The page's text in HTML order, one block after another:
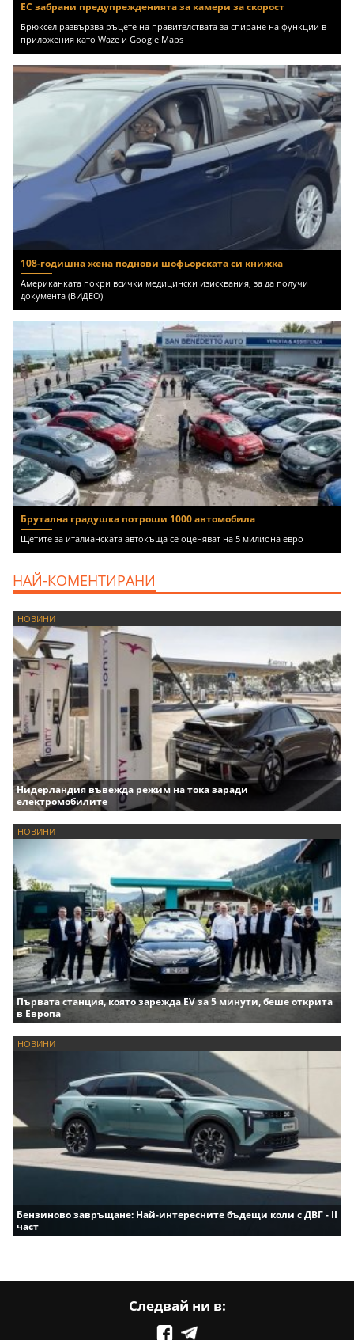
ЕС забрани предупрежденията за камери за скорост
Брюксел развързва ръцете на правителствата за спиране на функции в
приложения като Waze и Google Maps
108-годишна жена поднови шофьорската си книжка
Американката покри всички медицински изисквания, за да получи
документа (ВИДЕО)
Брутална градушка потроши 1000 автомобила
Щетите за италианската автокъща се оценяват на 5 милиона евро
НАЙ-КОМЕНТИРАНИ
НОВИНИ
Нидерландия въвежда режим на тока заради
електромобилите
НОВИНИ
Първата станция, която зарежда EV за 5 минути, беше открита
в Европа
НОВИНИ
Бензиново завръщане: Най-интересните бъдещи коли с ДВГ - II
част
Следвай ни в: